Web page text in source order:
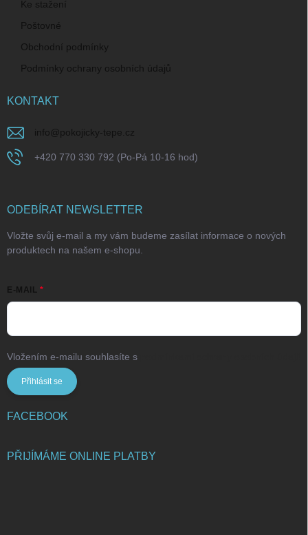
Ke stažení
Poštovné
Obchodní podmínky
Podmínky ochrany osobních údajů
KONTAKT
info@pokojicky-tepe.cz
+420 770 330 792 (Po-Pá 10-16 hod)
ODEBÍRAT NEWSLETTER
Vložte svůj e-mail a my vám budeme zasílat informace o nových
produktech na našem e-shopu.
E-MAIL
Vložením e-mailu souhlasíte s
Přihlásit se
FACEBOOK
PŘIJÍMÁME ONLINE PLATBY